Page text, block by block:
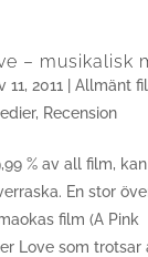
– musikalisk
11, 2011 Allmänt
, Recension
% av all film,
En stor
film (A Pink
Love som trotsar